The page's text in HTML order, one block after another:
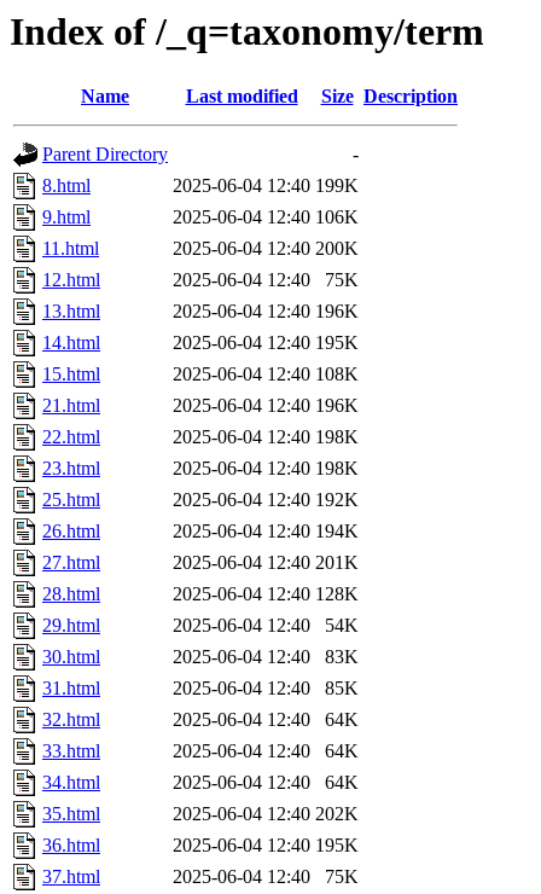
Index of /_q=taxonomy/term
Name Last modified Size Description
Parent Directory
-
8.html
2025-06-04 12:40 199K
9.html
2025-06-04 12:40 106K
11.html
2025-06-04 12:40 200K
12.html
2025-06-04 12:40
75K
13.html
2025-06-04 12:40 196K
14.html
2025-06-04 12:40 195K
15.html
2025-06-04 12:40 108K
21.html
2025-06-04 12:40 196K
22.html
2025-06-04 12:40 198K
23.html
2025-06-04 12:40 198K
25.html
2025-06-04 12:40 192K
26.html
2025-06-04 12:40 194K
27.html
2025-06-04 12:40 201K
28.html
2025-06-04 12:40 128K
29.html
2025-06-04 12:40
54K
30.html
2025-06-04 12:40
83K
31.html
2025-06-04 12:40
85K
32.html
2025-06-04 12:40
64K
33.html
2025-06-04 12:40
64K
34.html
2025-06-04 12:40
64K
35.html
2025-06-04 12:40 202K
36.html
2025-06-04 12:40 195K
37.html
2025-06-04 12:40
75K